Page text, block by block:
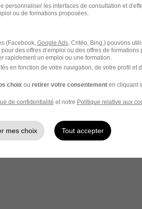
spécialisé dans trois
et Cyber & Digital. Il développe des
plus respectueux de
par an en Recherche &
tels que l'IA, la
près de 85 000 collaborateurs
personnaliser les interfaces de consultation et
ou de formations proposées.
(Facebook, Google Ads, Critéo, Bing,) pouvons
des offres d’emploi ou des offres de formations
rapidement un emploi ou une formation.
en fonction de votre navigation, de votre profil et
choix ou retirer votre consentementen cliquant
de confidentialité et notre Politique relative aux
mes choix Tout accepter